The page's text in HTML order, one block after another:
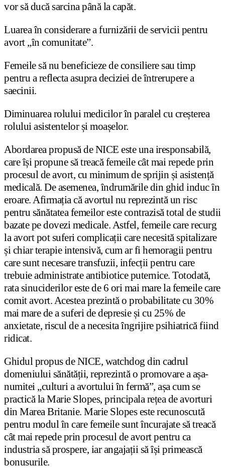
vor să ducă sarcina până la capăt.
Luarea în considerare a furnizării de servicii pentru
avort „în comunitate”.
Femeile să nu beneficieze de consiliere sau timp
pentru a reflecta asupra deciziei de întrerupere a
saecinii.
Diminuarea rolului medicilor în paralel cu creșterea
rolului asistentelor și moașelor.
Abordarea propusă de NICE este una iresponsabilă,
care își propune să treacă femeile cât mai repede prin
procesul de avort, cu minimum de sprijin și asistență
medicală. De asemenea, îndrumările din ghid induc în
eroare. Afirmația că avortul nu reprezintă un risc
pentru sănătatea femeilor este contrazisă total de studii
bazate pe dovezi medicale. Astfel, femeile care recurg
la avort pot suferi complicații care necesită spitalizare
și chiar terapie intensivă, cum ar fi hemoragii pentru
care sunt necesare transfuzii, infecții pentru care
trebuie administrate antibiotice puternice. Totodată,
rata sinuciderilor este de 6 ori mai mare la femeile care
comit avort. Acestea prezintă o probabilitate cu 30%
mai mare de a suferi de depresie și cu 25% de
anxietate, riscul de a necesita îngrijire psihiatrică fiind
ridicat.
Ghidul propus de NICE, watchdog din cadrul
domeniului sănătății, reprezintă o promovare a așa-
numitei „culturi a avortului în fermă”, așa cum se
practică la Marie Slopes, principala rețea de avorturi
din Marea Britanie. Marie Slopes este recunoscută
pentru modul în care femeile sunt încurajate să treacă
cât mai repede prin procesul de avort pentru ca
industria să prospere, iar angajații să își primească
bonusurile.